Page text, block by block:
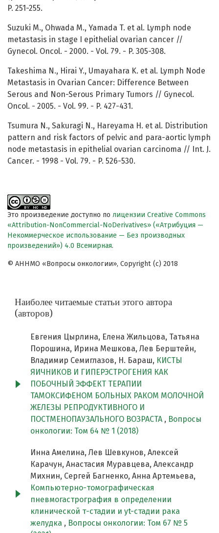
P. 251-255.
Suzuki M., Ohwada M., Yamada T. et al. Lymph node
metastasis in stage I epithelial ovarian cancer //
Gynecol. Oncol. - 2000. - Vol. 79. - P. 305-308.
Takeshima N., Hirai Y., Umayahara K. et al. Lymph Node
Metastasis in Ovarian Cancer: Difference Between
Serous and Non-Serous Primary Tumors // Gynecol.
Oncol. - 2005. - Vol. 99. - P. 427-431.
Tsumura N., Sakuragi N., Hareyama H. et al. Distribution
pattern and risk factors of pelvic and para-aortic lymph
node metastasis in epithelial ovarian carcinoma // Int. J.
Cancer. - 1998 - Vol. 79. - P. 526-530.
Это произведение доступно по лицензии Creative Commons
«Attribution-NonCommercial-NoDerivatives» («Атрибуция —
Некоммерческое использование — Без производных
произведений») 4.0 Всемирная.
© АННМО «Вопросы онкологии», Copyright (c) 2018
Наиболее читаемые статьи этого автора
(авторов)
Евгения Цырлина, Елена Жильцова, Татьяна
Порошина, Ирина Мешкова, Лев Берштейн,
Владимир Семиглазов, Н. Бараш, КИСТЫ
ЯИЧНИКОВ И ГИПЕРЭСТРОГЕНИЯ КАК
ПОБОЧНЫЙ ЭФФЕКТ ТЕРАПИИ
ТАМОКСИФЕНОМ БОЛЬНЫХ РАКОМ МОЛОЧНОЙ
ЖЕЛЕЗЫ РЕПРОДУКТИВНОГО И
ПОСТМЕНОПАУЗАЛЬНОГО ВОЗРАСТА , Вопросы
онкологии: Том 64 № 1 (2018)
Инна Амелина, Лев Шевкунов, Алексей
Карачун, Анастасия Муравцева, Александр
Михнин, Сергей Багненко, Анна Артемьева,
Компьютерно-томографическая
пневмогастрография в определении
клинической т-стадии и yt-стадии рака
желудка , Вопросы онкологии: Том 67 № 5